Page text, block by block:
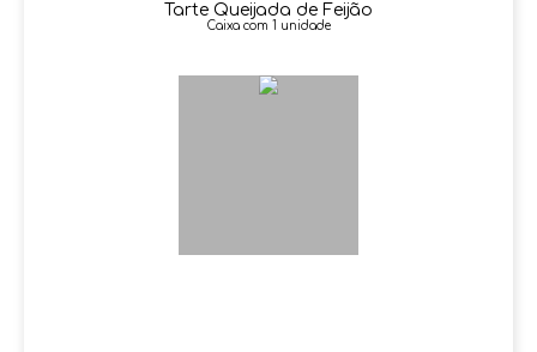
Tarte Queijada de Feijão
Caixa com 1 unidade